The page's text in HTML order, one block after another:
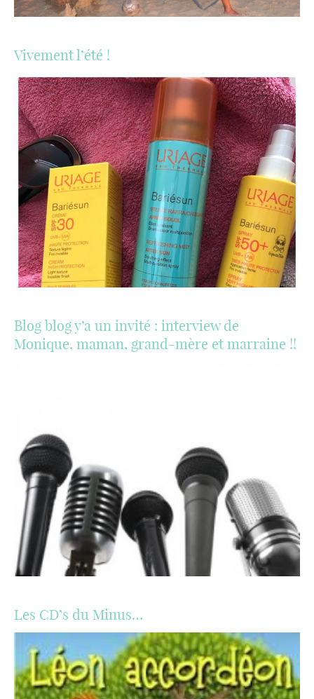
Vivement l’été !
Blog blog y’a un invité : interview de
Monique, maman, grand-mère et marraine !!
Les CD’s du Minus…